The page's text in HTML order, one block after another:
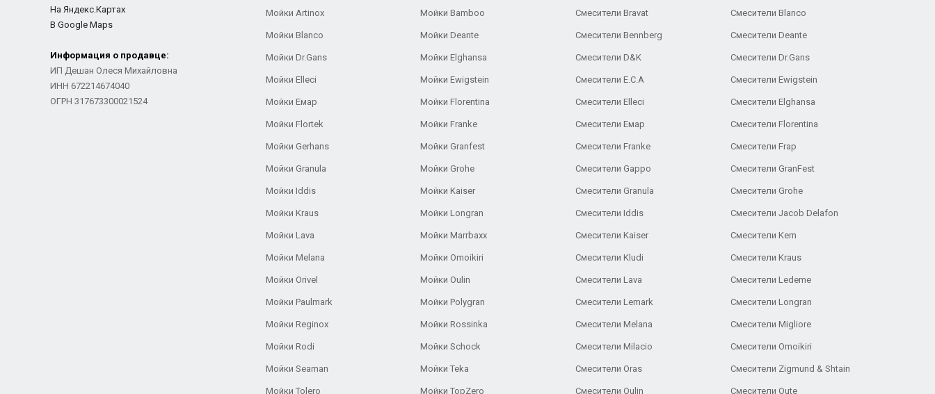
На Яндекс.Картах
В Google Maps
Информация о продавце:
ИП Дешан Олеся Михайловна
ИНН 672214674040
ОГРН 317673300021524
Мойки Artinox Мойки Bamboo
Мойки Blanco Мойки Deante
Мойки Dr.Gans Мойки Elghansa
Мойки Elleci Мойки Ewigstein
Мойки Емар Мойки Florentina
Мойки Flortek Мойки Franke
Мойки Gerhans Мойки Granfest
Мойки Granula Мойки Grohe
Мойки Iddis Мойки Kaiser
Мойки Kraus Мойки Longran
Мойки Lava Мойки Marrbaxx
Мойки Melana Мойки Omoikiri
Мойки Orivel Мойки Oulin
Мойки Paulmark Мойки Polygran
Мойки Reginox Мойки Rossinka
Мойки Rodi Мойки Schock
Мойки Seaman Мойки Teka
Мойки Tolero Мойки TopZero
Смесители Bravat Смесители Blanco
Смесители Bennberg Смесители Deante
Смесители D&K Смесители Dr.Gans
Смесители E.C.A Cмесители Ewigstein
Смесители Elleci Смесители Elghansa
Смесители Емар Смесители Florentina
Смесители Franke Смесители Frap
Смесители Gappo Смесители GranFest
Смесители Granula Смесители Grohe
Смесители Iddis Смесители Jacob Delafon
Смесители Kaiser Смесители Kern
Смесители Kludi Смесители Kraus
Смесители Lava Смесители Ledeme
Смесители Lemark Смесители Longran
Смесители Melana Смесители Migliore
Смесители Milacio Смесители Omoikiri
Смесители Oras Смесители Zigmund & Shtain
Смесители Oulin Смесители Oute